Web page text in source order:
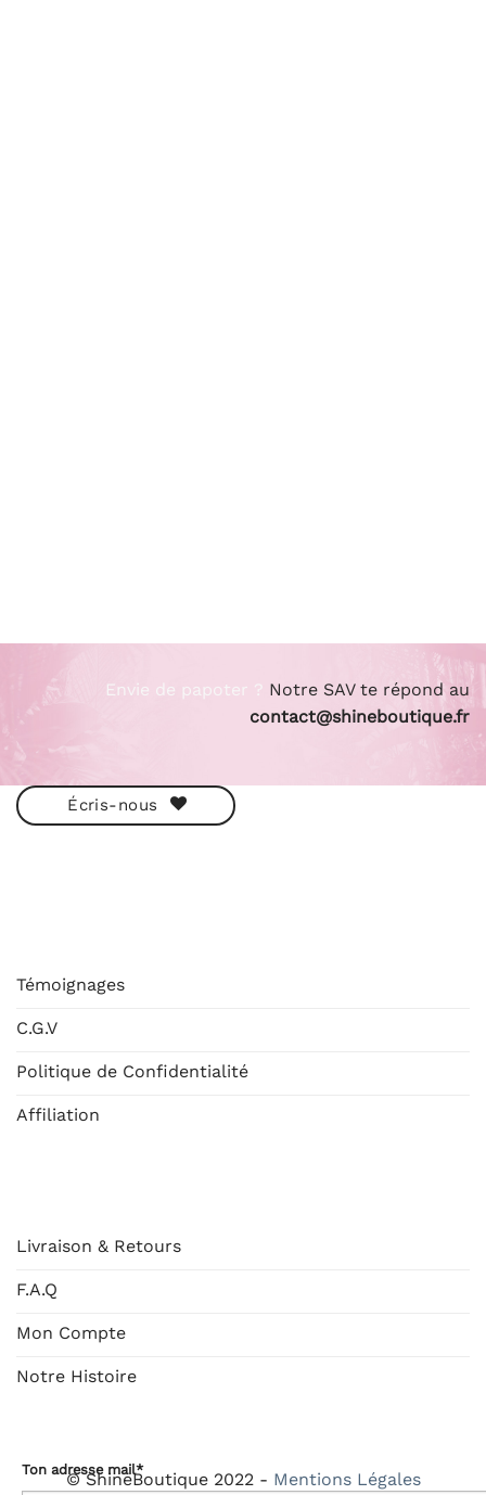
Envie de papoter ? Notre SAV te répond au
contact@shineboutique.fr
Écris-nous
Témoignages
C.G.V
Politique de Confidentialité
Affiliation
Livraison & Retours
F.A.Q
Mon Compte
Notre Histoire
Ton adresse mail*
© ShineBoutique 2022 - Mentions Légales